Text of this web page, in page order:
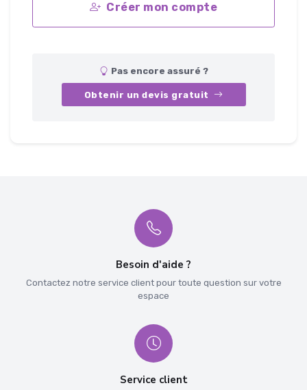
Créer mon compte
Pas encore assuré ?
Obtenir un devis gratuit
Besoin d'aide ?
Contactez notre service client pour toute question sur votre
espace
Service client